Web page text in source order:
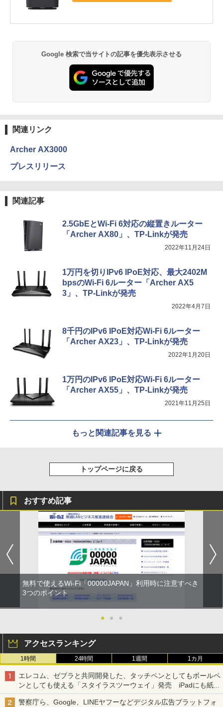
Google 検索で当サイトの記事を優先表示させる
関連リンク
Archer AX3000
プレスリリース
関連記事
2.5GbEとWi-Fi 6対応の縦置きルーター
「Archer AX80」、TP-Linkが発売
2022年11月24日
1万円を切りIPv6 IPoE対応、最大2402M
bpsのWi-Fi 6ルーター「Archer AX5
3」、TP-Linkが発売
2022年4月7日
8千円のIPv6 IPoE対応Wi-Fi 6ルーター
「Archer AX23」、TP-Linkが発売
2022年1月20日
1万円のIPv6 IPoE対応Wi-Fi 6ルーター
「Archer AX55」、TP-Linkが発売
2021年11月25日
もっと関連記事を見る
トップページに戻る
おすすめ記事
無料で使えるWi-Fi「00000JAPAN」利用時に注意すべき
3つのポイント
● ● ●
アクセスランキング
1時間 24時間 1週間 1カ月
エレコム、ゼブラと共同開発した、タッチペンとしてもボールペ
ンとしても使える「スタイラスツーウェイ」発売 iPadにも紙に
も、持ち替えずに書き込める
警察庁ら、Google、LINEヤフーなどデジタル広告プラットフォ